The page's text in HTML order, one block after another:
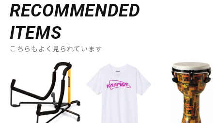
RECOMMENDED
ITEMS
こちらもよく見られています